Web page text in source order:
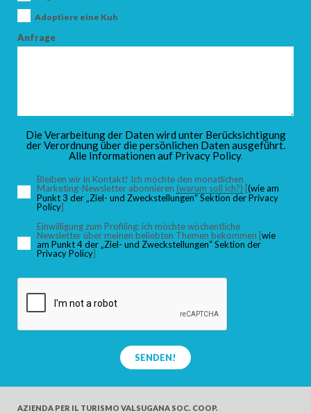
KINDER
Adoptiere eine Kuh
Anfrage
Die Verarbeitung der Daten wird unter Berücksichtigung
der Verordnung über die persönlichen Daten ausgeführt.
Alle Informationen auf Privacy Policy.
Bleiben wir in Kontakt! Ich möchte den monatlichen
Marketing-Newsletter abonnieren (warum soll ich?) [(wie am
Punkt 3 der „Ziel- und Zweckstellungen“ Sektion der Privacy
Policy]
Einwilligung zum Profiling: ich möchte wöchentliche
Newsletter über meinen beliebten Themen bekommen [wie
am Punkt 4 der „Ziel- und Zweckstellungen“ Sektion der
Privacy Policy]
SENDEN!
AZIENDA PER IL TURISMO VALSUGANA SOC. COOP.